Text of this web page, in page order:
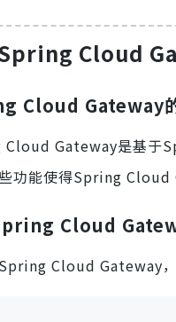
Cloud
Cloud Gateway
Gateway是基于
功能使得Spring Cloud
Cloud
Cloud Gateway